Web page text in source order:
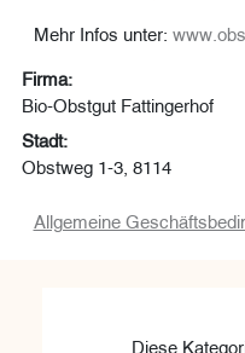
Mehr Infos unter:
Firma:
Bio-Obstgut Fattingerhof
Stadt:
Obstweg 1-3, 8114
Allgemeine
Diese